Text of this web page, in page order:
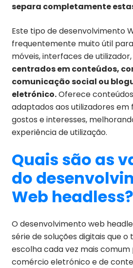
separa completamente
Este tipo de desenvolvimento
frequentemente muito útil
móveis, interfaces de utilizador,
centrados em conteúdos,
comunicação social ou
eletrónico.Oferece
adaptados aos utilizadores em
gostos e interesses,
experiência de utilização.
Quais são as
do
Web headless?
O desenvolvimento web
série de soluções digitais que
escolha cada vez mais comum
comércio eletrónico e de